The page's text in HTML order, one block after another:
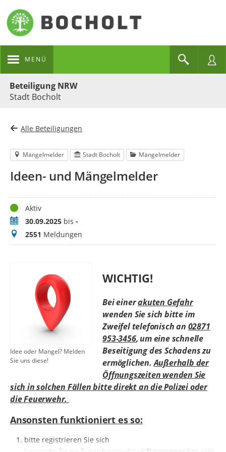
MENÜ
Beteiligung NRW
Stadt Bocholt
Alle Beteiligungen
Mängelmelder Stadt Bocholt Mängelmelder
Ideen- und Mängelmelder
StatusAktiv
Zeitraum30.09.2025 bis -
Meldungen
2551 Meldungen
Idee oder Mangel? Melden
Sie uns diese!
WICHTIG!
Bei einerakuten Gefahr
wenden Sie sich bitte im
Zweifel telefonisch an 02871
953-3456, um eine schnelle
Beseitigung des Schadens zu
ermöglichen.Außerhalb der
Öffnungszeiten wenden Sie
sich in solchen Fällen bitte direkt an die Polizei oder
die Feuerwehr.
Ansonsten funktioniert es so:
bitte registrieren Sie sich